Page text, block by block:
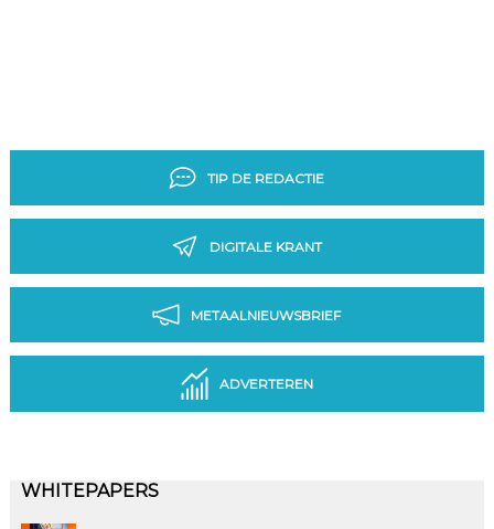
TIP DE REDACTIE
DIGITALE KRANT
METAALNIEUWSBRIEF
ADVERTEREN
WHITEPAPERS